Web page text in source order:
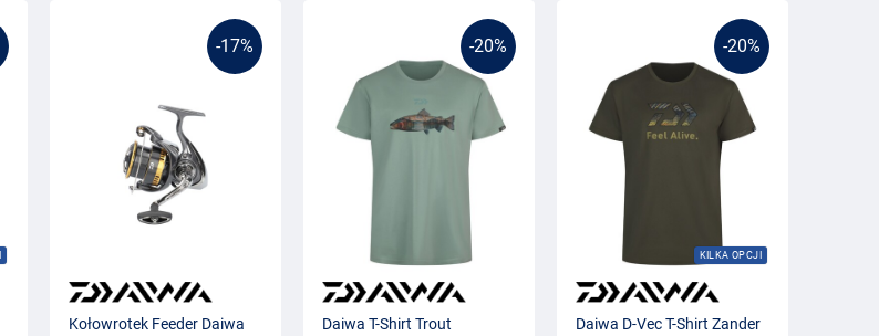
-17%
Kołowrotek Feeder Daiwa
-20%
Daiwa T-Shirt Trout
-20%
KILKA OPCJI
Daiwa D-Vec T-Shirt Zander